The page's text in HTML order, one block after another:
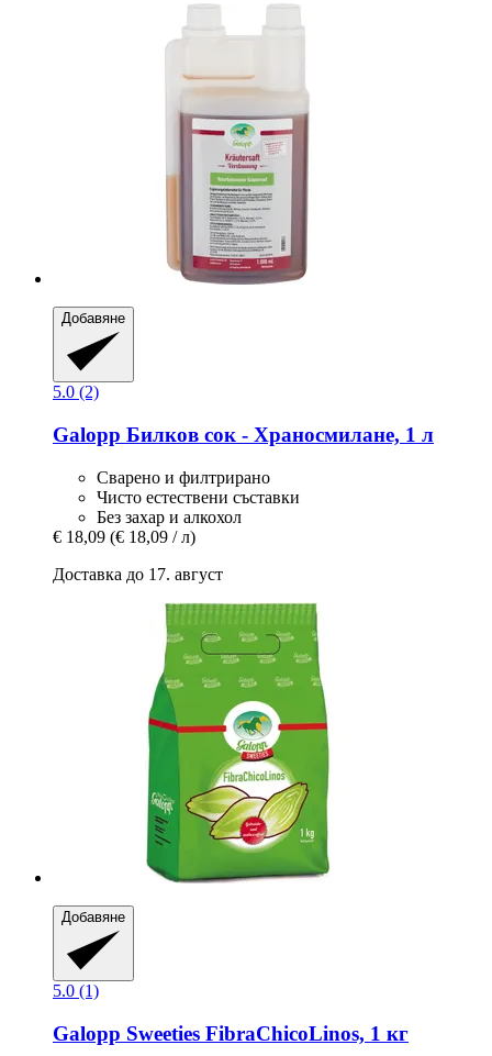
Добавяне
5.0 (2)
Galopp Билков сок -​ Храносмилане, 1 л
Сварено и филтрирано
Чисто естествени съставки
Без захар и алкохол
€ 18,09 (€ 18,09 / л)
Доставка до 17. август
Добавяне
5.0 (1)
Galopp Sweeties FibraChicoLinos, 1 кг